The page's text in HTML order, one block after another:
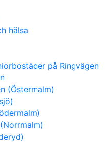
hälsa
på Ringvägen
(Östermalm)